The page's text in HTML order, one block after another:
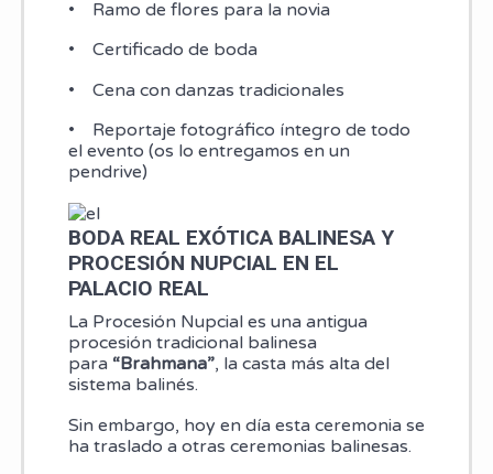
• Ramo de flores para la novia
• Certificado de boda
• Cena con danzas tradicionales
• Reportaje fotográfico íntegro de todo
el evento (os lo entregamos en un
pendrive)
BODA REAL EXÓTICA BALINESA Y
PROCESIÓN NUPCIAL EN EL
PALACIO REAL
La Procesión Nupcial es una antigua
procesión tradicional balinesa
para “Brahmana”, la casta más alta del
sistema balinés.
Sin embargo, hoy en día esta ceremonia se
ha traslado a otras ceremonias balinesas.